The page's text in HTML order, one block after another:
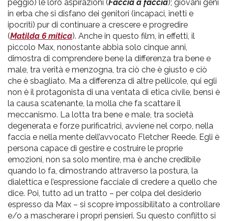
peggio) le loro aspirazioni (Faccia a faccia); giovani geni
in erba che si disfano dei genitori (incapaci, inetti e
ipocriti) pur di continuare a crescere e progredire
(Matilda 6 mitica). Anche in questo film, in effetti, il
piccolo Max, nonostante abbia solo cinque anni,
dimostra di comprendere bene la differenza tra bene e
male, tra verità e menzogna, tra ciò che è giusto e ciò
che è sbagliato. Ma a differenza di altre pellicole, qui egli
non è il protagonista di una ventata di etica civile, bensì è
la causa scatenante, la molla che fa scattare il
meccanismo. La lotta tra bene e male, tra società
degenerata e forze purificatrici, avviene nel corpo, nella
faccia e nella mente dell’avvocato Fletcher Reede. Egli è
persona capace di gestire e costruire le proprie
emozioni, non sa solo mentire, ma è anche credibile
quando lo fa, dimostrando attraverso la postura, la
dialettica e l’espressione facciale di credere a quello che
dice. Poi, tutto ad un tratto – per colpa del desiderio
espresso da Max – si scopre impossibilitato a controllare
e/o a mascherare i propri pensieri. Su questo conflitto si